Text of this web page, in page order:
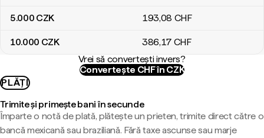
5.000 CZK 193,08 CHF
10.000 CZK 386,17 CHF
Vrei să convertești invers?
Convertește CHF în CZK
PLĂȚI
Trimite și primește bani în secunde
Împarte o notă de plată, plătește un prieten, trimite direct către o
bancă mexicană sau braziliană. Fără taxe ascunse sau marje